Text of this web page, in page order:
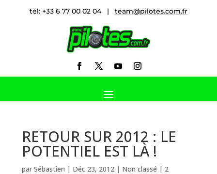
tél: +33 6 77 00 02 04 | team@pilotes.com.fr
RETOUR SUR 2012 : LE
POTENTIEL EST LÀ !
par Sébastien | Déc 23, 2012| Non classé | 2